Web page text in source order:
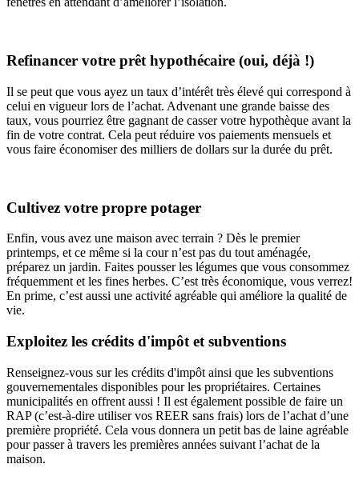
Refinancer votre prêt hypothécaire (oui, déjà !)
Il se peut que vous ayez un taux d’intérêt très élevé qui correspond à
celui en vigueur lors de l’achat. Advenant une grande baisse des
taux, vous pourriez être gagnant de casser votre hypothèque avant la
fin de votre contrat. Cela peut réduire vos paiements mensuels et
vous faire économiser des milliers de dollars sur la durée du prêt.
Cultivez votre propre potager
Enfin, vous avez une maison avec terrain ? Dès le premier
printemps, et ce même si la cour n’est pas du tout aménagée,
préparez un jardin. Faites pousser les légumes que vous consommez
fréquemment et les fines herbes. C’est très économique, vous verrez!
En prime, c’est aussi une activité agréable qui améliore la qualité de
vie.
Exploitez les crédits d'impôt et subventions
Renseignez-vous sur les crédits d'impôt ainsi que les subventions
gouvernementales disponibles pour les propriétaires. Certaines
municipalités en offrent aussi ! Il est également possible de faire un
RAP (c’est-à-dire utiliser vos REER sans frais) lors de l’achat d’une
première propriété. Cela vous donnera un petit bas de laine agréable
pour passer à travers les premières années suivant l’achat de la
maison.